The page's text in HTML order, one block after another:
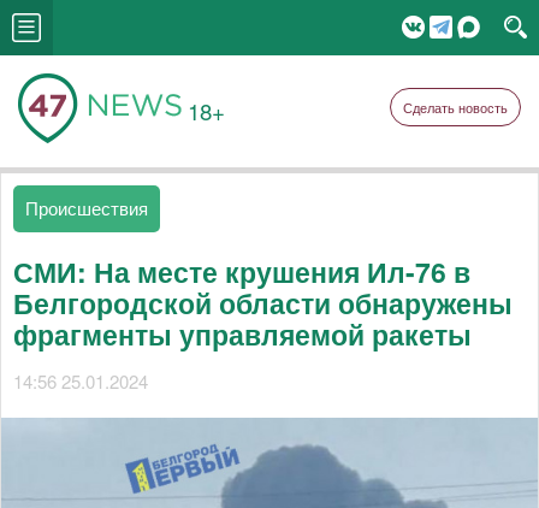
18+ Сделать новость
Происшествия
СМИ: На месте крушения Ил-76 в
Белгородской области обнаружены
фрагменты управляемой ракеты
14:56 25.01.2024